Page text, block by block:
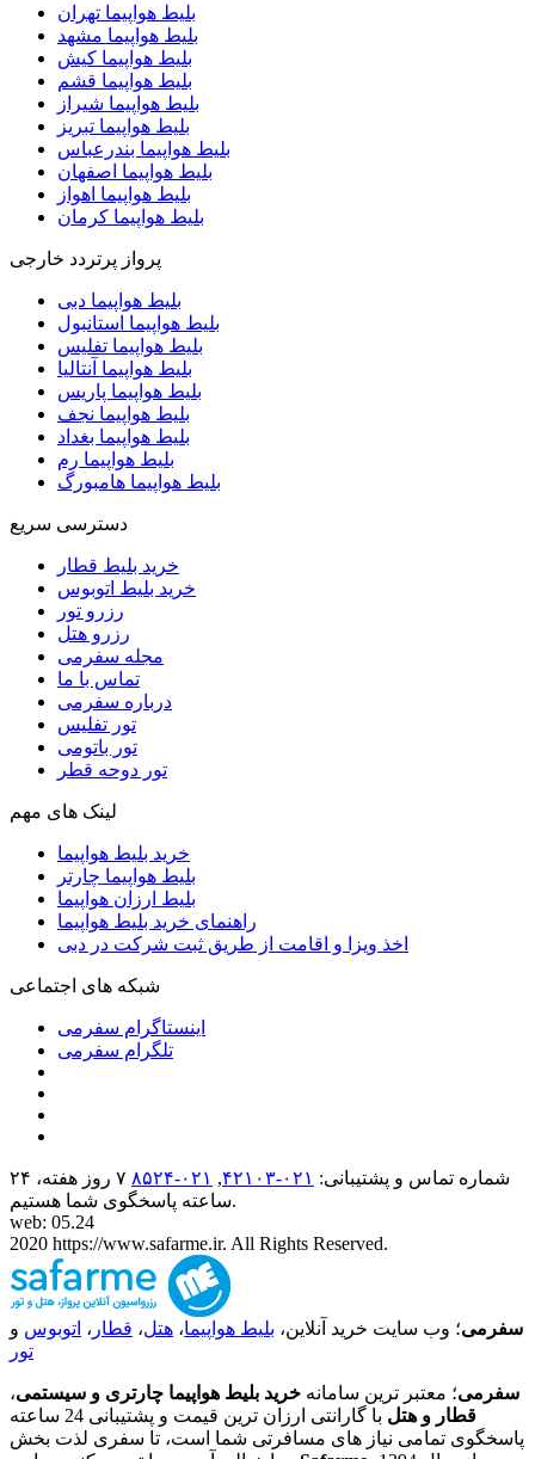
بلیط هواپیما تهران
بلیط هواپیما مشهد
بلیط هواپیما کیش
بلیط هواپیما قشم
بلیط هواپیما شیراز
بلیط هواپیما تبریز
بلیط هواپیما بندرعباس
بلیط هواپیما اصفهان
بلیط هواپیما اهواز
بلیط هواپیما کرمان
پرواز پرتردد خارجی
بلیط هواپیما دبی
بلیط هواپیما استانبول
بلیط هواپیما تفلیس
بلیط هواپیما آنتالیا
بلیط هواپیما پاریس
بلیط هواپیما نجف
بلیط هواپیما بغداد
بلیط هواپیما رم
بلیط هواپیما هامبورگ
دسترسی سریع
خرید بلیط قطار
خرید بلیط اتوبوس
رزرو تور
رزرو هتل
مجله سفرمی
تماس با ما
درباره سفرمی
تور تفلیس
تور باتومی
تور دوحه قطر
لینک های مهم
خرید بلیط هواپیما
بلیط هواپیما چارتر
بلیط ارزان هواپیما
راهنمای خرید بلیط هواپیما
اخذ ویزا و اقامت از طریق ثبت شرکت در دبی
شبکه های اجتماعی
اینستاگرام سفرمی
تلگرام سفرمی
شماره تماس و پشتیبانی: ۰۲۱-۴٢١٠٣ , ۰۲۱-۸۵۲۴
۷ روز هفته، ۲۴
ساعته پاسخگوی شما هستیم.
web: 05.24
2020 https://www.safarme.ir. All Rights Reserved.
سفرمی؛ وب سایت خرید آنلاین، بلیط هواپیما، هتل، قطار ، اتوبوس و
تور
سفرمی؛ معتبر ترین سامانه خرید بلیط هواپیما چارتری و سیستمی،
قطار و هتل
با گارانتی ارزان ترین قیمت و پشتیبانی 24 ساعته
پاسخگوی تمامی نیاز های مسافرتی شما است، تا سفری لذت بخش